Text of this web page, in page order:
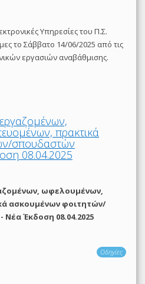
Υπηρεσίες του Π.Σ.
το Σάββατο 14/06/2025 από τις
εργασιών αναβάθμισης.
πρακτικά
σπουδαστών
08.04.2025
ωφελουμένων,
ασκουμένων φοιτητών/
Έκδοση 08.04.2025
Οδηγίες